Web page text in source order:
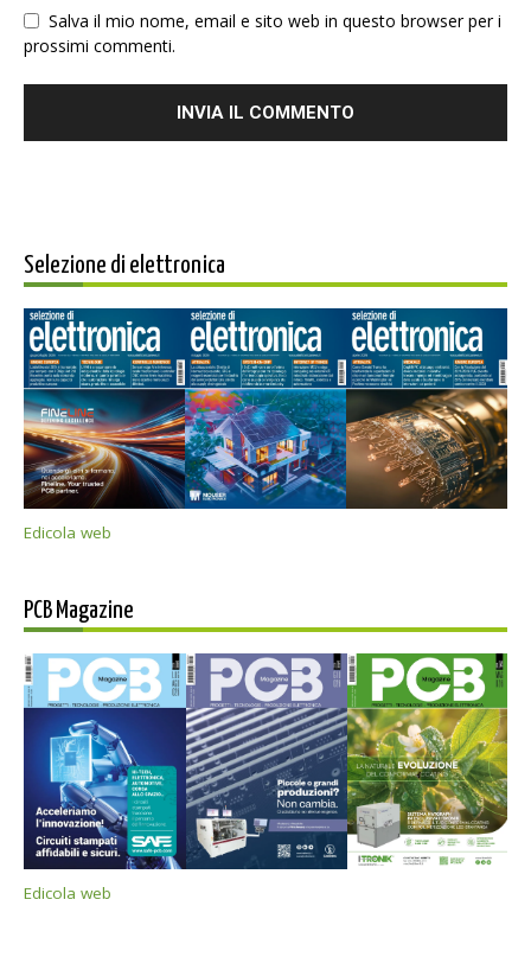
Salva il mio nome, email e sito web in questo browser per i
prossimi commenti.
Selezione di elettronica
Edicola web
PCB Magazine
Edicola web